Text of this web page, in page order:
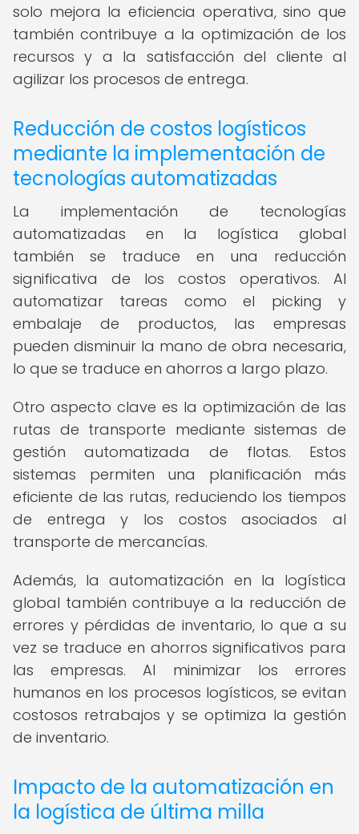
solo mejora la eficiencia operativa, sino que
también contribuye a la optimización de los
recursos y a la satisfacción del cliente al
agilizar los procesos de entrega.
Reducción de costos logísticos
mediante la implementación de
tecnologías automatizadas
La implementación de tecnologías
automatizadas en la logística global
también se traduce en una reducción
significativa de los costos operativos. Al
automatizar tareas como el picking y
embalaje de productos, las empresas
pueden disminuir la mano de obra necesaria,
lo que se traduce en ahorros a largo plazo.
Otro aspecto clave es la optimización de las
rutas de transporte mediante sistemas de
gestión automatizada de flotas. Estos
sistemas permiten una planificación más
eficiente de las rutas, reduciendo los tiempos
de entrega y los costos asociados al
transporte de mercancías.
Además, la automatización en la logística
global también contribuye a la reducción de
errores y pérdidas de inventario, lo que a su
vez se traduce en ahorros significativos para
las empresas. Al minimizar los errores
humanos en los procesos logísticos, se evitan
costosos retrabajos y se optimiza la gestión
de inventario.
Impacto de la automatización en
la logística de última milla